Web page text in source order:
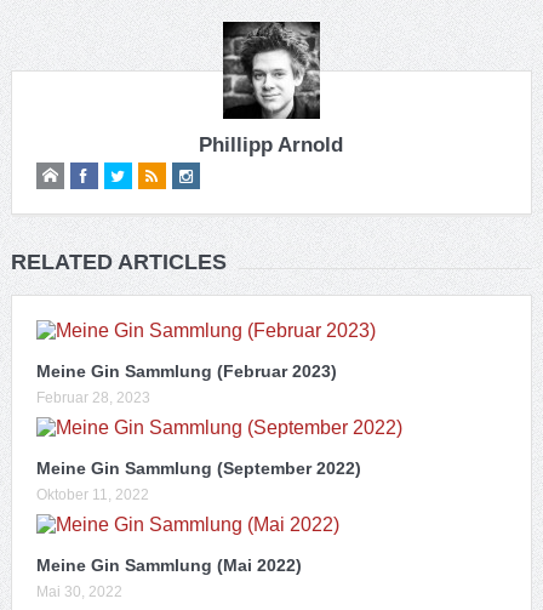
Phillipp Arnold
RELATED ARTICLES
Meine Gin Sammlung (Februar 2023)
Februar 28, 2023
Meine Gin Sammlung (September 2022)
Oktober 11, 2022
Meine Gin Sammlung (Mai 2022)
Mai 30, 2022